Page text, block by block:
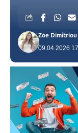
09.04.2026
Zoe Dimitriou